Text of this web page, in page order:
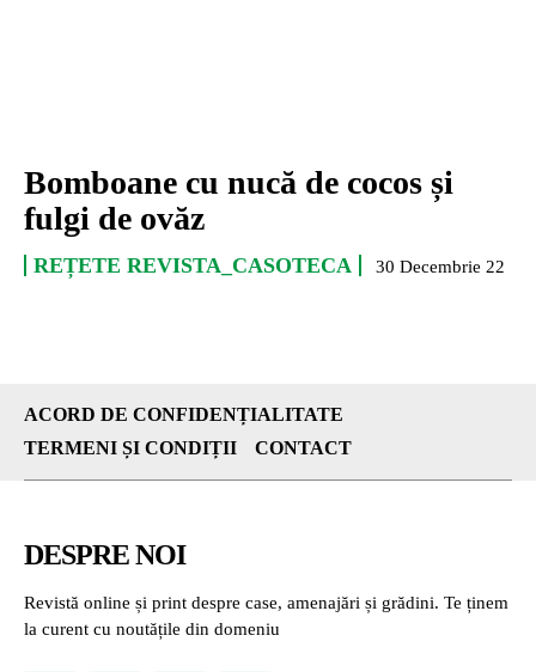
Bomboane cu nucă de cocos și
fulgi de ovăz
REȚETE REVISTA_CASOTECA 30 Decembrie 22
ACORD DE CONFIDENȚIALITATE
TERMENI ȘI CONDIȚII
CONTACT
DESPRE NOI
Revistă online și print despre case, amenajări și grădini. Te ținem
la curent cu noutățile din domeniu